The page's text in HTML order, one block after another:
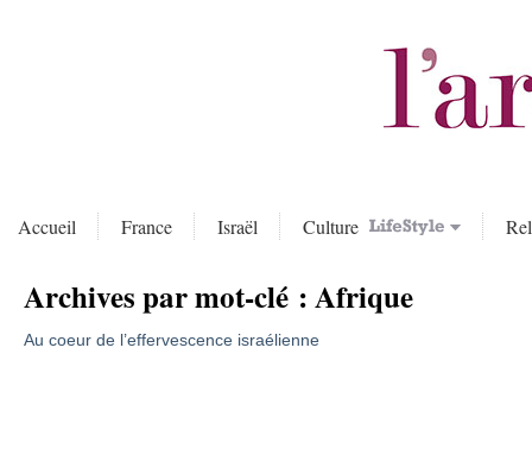
Accueil France Israël Culture
Archives par mot-clé :Afrique
Au coeur de l’effervescence israélienne